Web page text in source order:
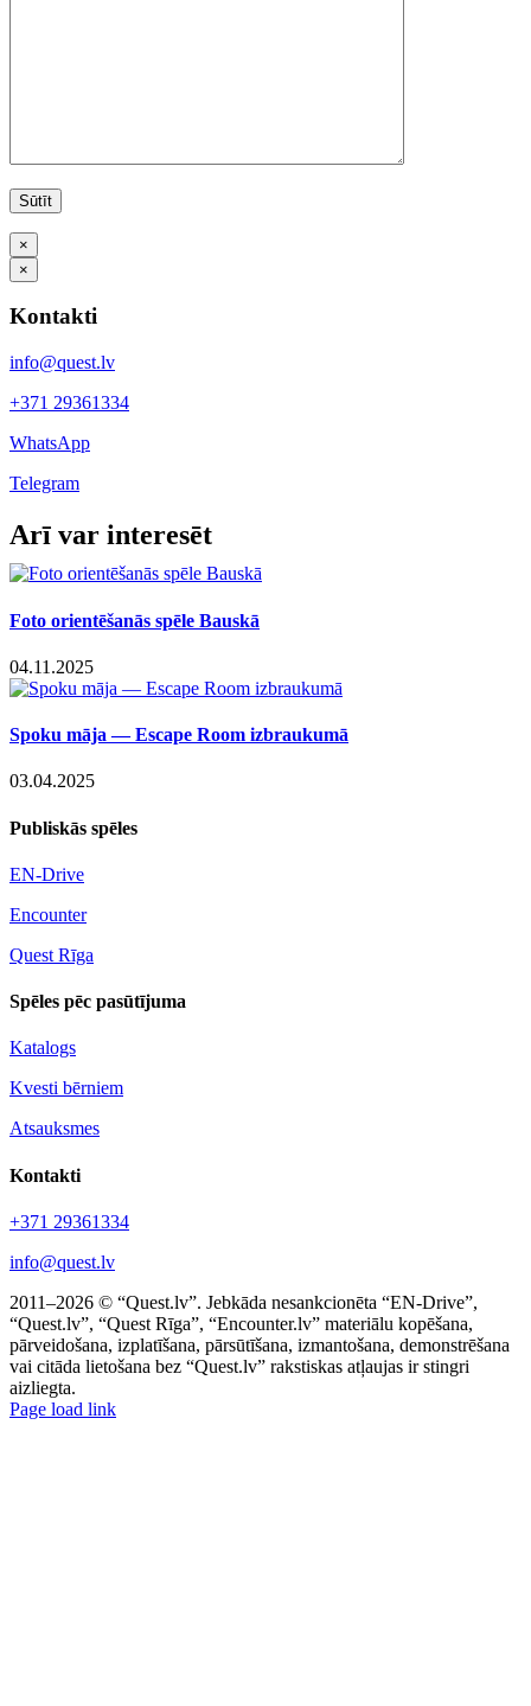
×
×
Kontakti
info@quest.lv
+371 29361334
WhatsApp
Telegram
Facebook
X
LinkedIn
WhatsApp
Telegram
Threads
Vk
Email
Arī var interesēt
Foto orientēšanās spēle Bauskā
04.11.2025
Spoku māja — Escape Room izbraukumā
03.04.2025
Publiskās spēles
EN-Drive
Encounter
Quest Rīga
Spēles pēc pasūtījuma
Katalogs
Kvesti bērniem
Atsauksmes
Kontakti
+371 29361334
info@quest.lv
2011–2026 © “Quest.lv”. Jebkāda nesankcionēta “EN-Drive”,
“Quest.lv”, “Quest Rīga”, “Encounter.lv” materiālu kopēšana,
pārveidošana, izplatīšana, pārsūtīšana, izmantošana, demonstrēšana
vai citāda lietošana bez “Quest.lv” rakstiskas atļaujas ir stingri
aizliegta.
Facebook
Instagram
Threads
X
Telegram
Page load link